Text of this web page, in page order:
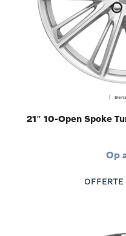
|
21″ 10-Open Spoke
Op
OFFERTE